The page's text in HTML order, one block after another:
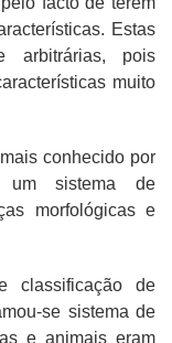
Estas
arbitrárias, pois
muito
mais conhecido por
um sistema de
morfológicas e
classificação de
se sistema de
e animais eram